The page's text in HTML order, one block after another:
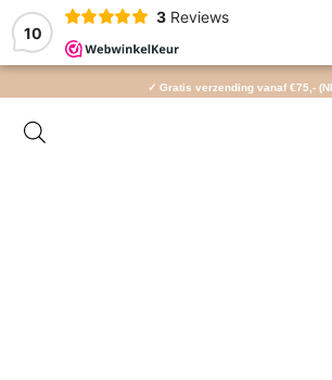
10
3 Reviews
✓ Gratis verzending vanaf €75,-